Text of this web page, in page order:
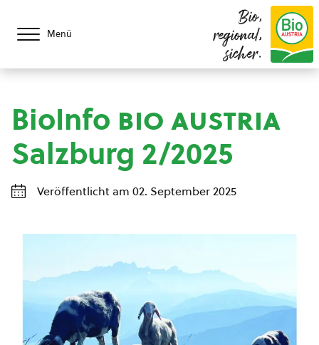
Menü
Bio,
regional,
sicher.
BioInfo bio austria
Salzburg 2/2025
Veröffentlicht am 02. September 2025